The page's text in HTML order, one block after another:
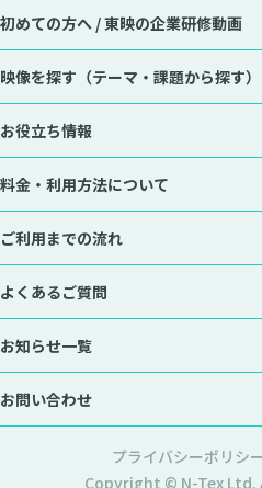
初めての方へ /東映の企業研修動画
映像を探す （テーマ・課題から探す）
お役立ち情報
料金・利用方法について
ご利用までの流れ
よくあるご質問
お知らせ一覧
お問い合わせ
プライバシーポリシ
Copyright © N-Tex Ltd.